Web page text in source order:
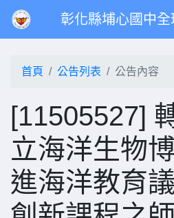
彰化縣埔心國中全
首頁 公告列表 公告內容
[11505527]
立海洋生物
進海洋教育